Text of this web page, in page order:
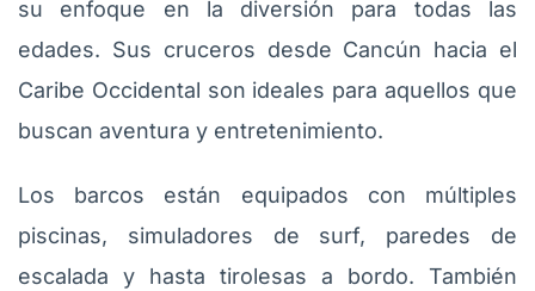
su enfoque en la diversión para todas las
edades. Sus cruceros desde Cancún hacia el
Caribe Occidental son ideales para aquellos que
buscan aventura y entretenimiento.
Los barcos están equipados con múltiples
piscinas, simuladores de surf, paredes de
escalada y hasta tirolesas a bordo. También